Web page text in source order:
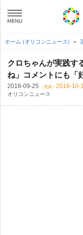
ホーム (オリコンニュース)
クロちゃんが実践
ね」コメントにも「
2018-09-25 （更新） 2018-10-
オリコンニュース